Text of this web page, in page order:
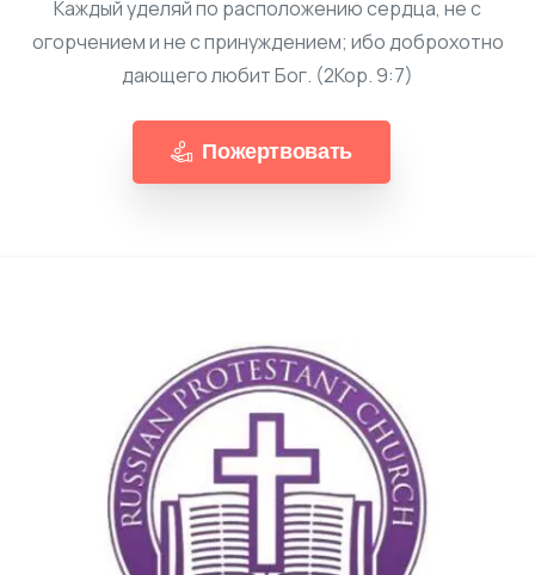
Каждый уделяй по расположению сердца, не с
огорчением и не с принуждением; ибо доброхотно
дающего любит Бог. (2Кор. 9:7)
Пожертвовать